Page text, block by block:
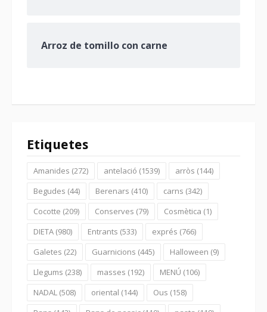
Arroz de tomillo con carne
Etiquetes
Amanides (272) antelació (1539) arròs (144)
Begudes (44) Berenars (410) carns (342)
Cocotte (209) Conserves (79) Cosmètica (1)
DIETA (980) Entrants (533) exprés (766)
Galetes (22) Guarnicions (445) Halloween (9)
Llegums (238) masses (192) MENÚ (106)
NADAL (508) oriental (144) Ous (158)